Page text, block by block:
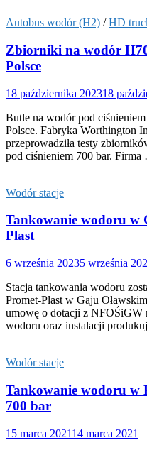
Autobus wodór (H2) /HD
Zbiorniki na wodór
Polsce
18 października 202318
Butle na wodór pod
Polsce. Fabryka Worthington
przeprowadziła testy
pod ciśnieniem 700 bar.
Wodór stacje
Tankowanie wodoru w
Plast
6 września 20235 września
Stacja tankowania wodoru
Promet-Plast w Gaju
umowę o dotacji z NFOŚiGW
wodoru oraz instalacji
Wodór stacje
Tankowanie wodoru w
700 bar
15 marca 202114 marca 2021